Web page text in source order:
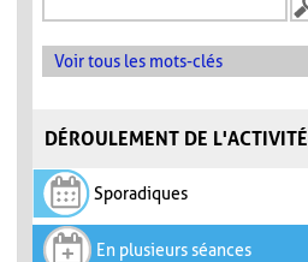
Voir tous les mots-clés
DÉROULEMENT DE L'ACTIVITÉ
Sporadiques
En plusieurs séances